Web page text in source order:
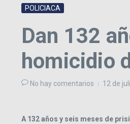
POLICIACA
Dan 132
homicidio
No hay comentarios 12 de
A 132 años y seis meses de